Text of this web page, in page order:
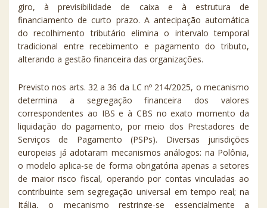
giro, à previsibilidade de caixa e à estrutura de
financiamento de curto prazo. A antecipação automática
do recolhimento tributário elimina o intervalo temporal
tradicional entre recebimento e pagamento do tributo,
alterando a gestão financeira das organizações.
Previsto nos arts. 32 a 36 da LC nº 214/2025, o mecanismo
determina a segregação financeira dos valores
correspondentes ao IBS e à CBS no exato momento da
liquidação do pagamento, por meio dos Prestadores de
Serviços de Pagamento (PSPs). Diversas jurisdições
europeias já adotaram mecanismos análogos: na Polônia,
o modelo aplica-se de forma obrigatória apenas a setores
de maior risco fiscal, operando por contas vinculadas ao
contribuinte sem segregação universal em tempo real; na
Itália, o mecanismo restringe-se essencialmente a